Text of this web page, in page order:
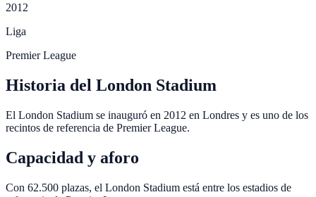
2012
Liga
Premier League
Historia del London Stadium
El London Stadium se inauguró en 2012 en Londres y es uno de los
recintos de referencia de Premier League.
Capacidad y aforo
Con 62.500 plazas, el London Stadium está entre los estadios de